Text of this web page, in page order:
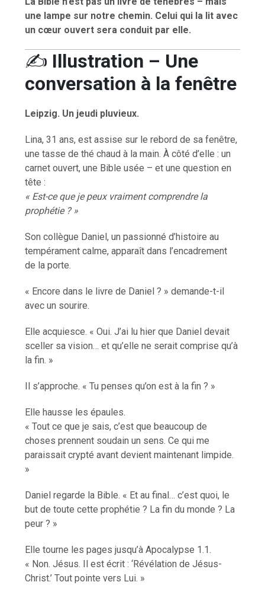
une lampe sur notre chemin. Celui qui la lit avec
un cœur ouvert sera conduit par elle.
✍️ Illustration – Une
conversation à la fenêtre
Leipzig. Un jeudi pluvieux.
Lina, 31 ans, est assise sur le rebord de sa fenêtre,
une tasse de thé chaud à la main. À côté d’elle : un
carnet ouvert, une Bible usée – et une question en
tête :
« Est-ce que je peux vraiment comprendre la
prophétie ? »
Son collègue Daniel, un passionné d’histoire au
tempérament calme, apparaît dans l’encadrement
de la porte.
« Encore dans le livre de Daniel ? » demande-t-il
avec un sourire.
Elle acquiesce. « Oui. J’ai lu hier que Daniel devait
sceller sa vision… et qu’elle ne serait comprise qu’à
la fin. »
Il s’approche. « Tu penses qu’on est à la fin ? »
Elle hausse les épaules.
« Tout ce que je sais, c’est que beaucoup de
choses prennent soudain un sens. Ce qui me
paraissait crypté avant devient maintenant limpide.
»
Daniel regarde la Bible. « Et au final… c’est quoi, le
but de toute cette prophétie ? La fin du monde ? La
peur ? »
Elle tourne les pages jusqu’à Apocalypse 1.1.
« Non. Jésus. Il est écrit : ‘Révélation de Jésus-
Christ.’ Tout pointe vers Lui. »